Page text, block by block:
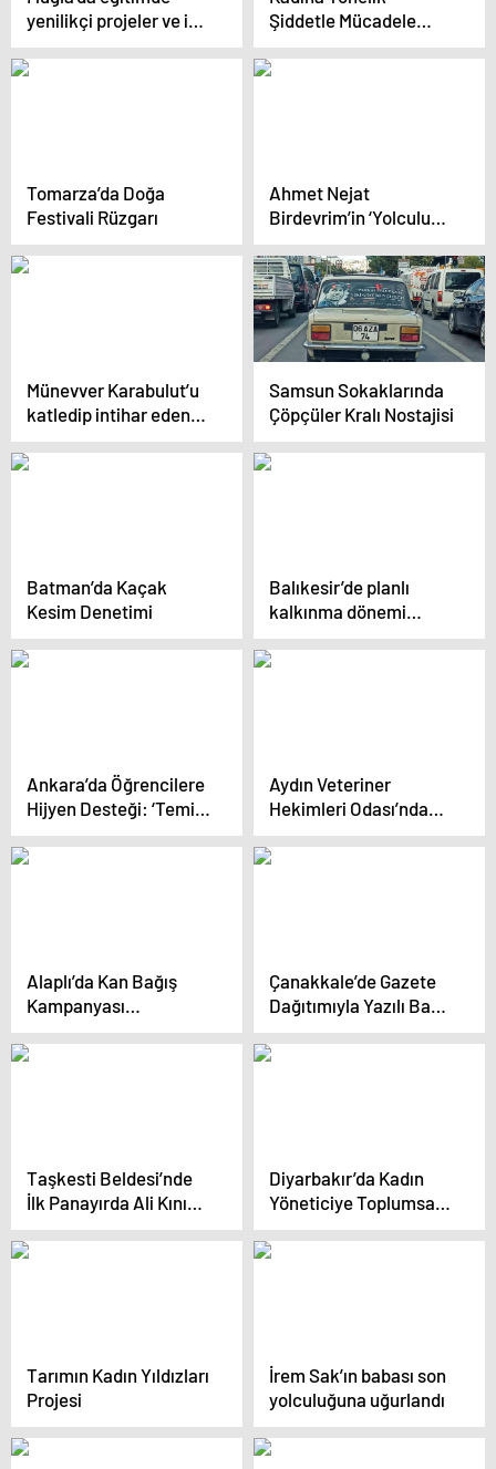
yenilikçi projeler ve iyi
örnekler yarışması
ödülleri sahiplerini
Şiddetle Mücadele
Toplantısı
Tomarza’da Doğa
Festivali Rüzgarı
Ahmet Nejat
Birdevrim’in ‘Yolculuk’
Sergisi Açıldı
Münevver Karabulut’u
katledip intihar eden
Cem Garipoğlu’nun
mezarı bugün açılıyor
Samsun Sokaklarında
Çöpçüler Kralı Nostajisi
Batman’da Kaçak
Kesim Denetimi
Balıkesir’de planlı
kalkınma dönemi
başladı
Ankara’da Öğrencilere
Hijyen Desteği: ‘Temiz
Okul, Sağlıklı Gelecek’
Projesi Başlatıldı
Aydın Veteriner
Hekimleri Odası’nda
Yeni Dönem
Alaplı’da Kan Bağış
Kampanyası
Düzenlendi
Çanakkale’de Gazete
Dağıtımıyla Yazılı Basın
Canlandırıldı
Taşkesti Beldesi’nde
İlk Panayırda Ali Kınık
Rüzgarı
Diyarbakır’da Kadın
Yöneticiye Toplumsal
Cinsiyet Eğitimi
Tarımın Kadın Yıldızları
Projesi
İrem Sak’ın babası son
yolculuğuna uğurlandı